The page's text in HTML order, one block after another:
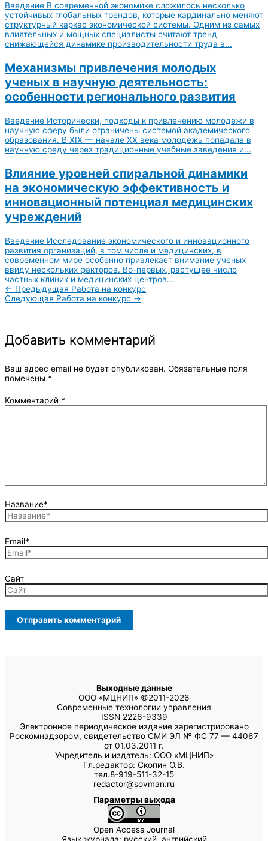
Введение В современной экономике сложилось несколько
устойчивых глобальных трендов, которые кардинально меняют
структурный каркас экономической системы. Одним из самых
влиятельных и мощных специалисты считают тренд
снижающейся динамике производительности труда в...
Механизмы привлечения молодых
ученых в научную деятельность:
особенности регионального развития
Введение Исторически, подходы к привлечению молодежи в
научную сферу были ограничены системой академического
образования. В XIX — начале XX века молодежь попадала в
научную среду через традиционные учебные заведения и...
Влияние уровней спиральной динамики
на экономическую эффективность и
инновационный потенциал медицинских
учреждений
Введение Исследование экономического и инновационного
развития организаций, в том числе и медицинских, в
современном мире особенно привлекает внимание ученых
ввиду нескольких факторов. Во-первых, растущее число
частных клиник и медицинских центров...
← Предыдущая Работа на конкурс
Следующая Работа на конкурс →
Добавить комментарий
Ваш адрес email не будет опубликован. Обязательные поля
помечены *
Комментарий *
Название*
Email*
Сайт
Выходные данные
ООО «МЦНИП» ©2011-2026
Современные технологии управления
ISSN 2226-9339
Электронное периодическое издание зарегистрировано
Роскомнадзором, свидетельство СМИ ЭЛ № ФС 77 — 44067
от 01.03.2011 г.
Учредитель и издатель: ООО «МЦНИП»
Гл.редактор: Скопин О.В.
тел.8-919-511-32-15
redactor@sovman.ru
Параметры выхода
Open Access Journal
Язык журнала: русский, английский